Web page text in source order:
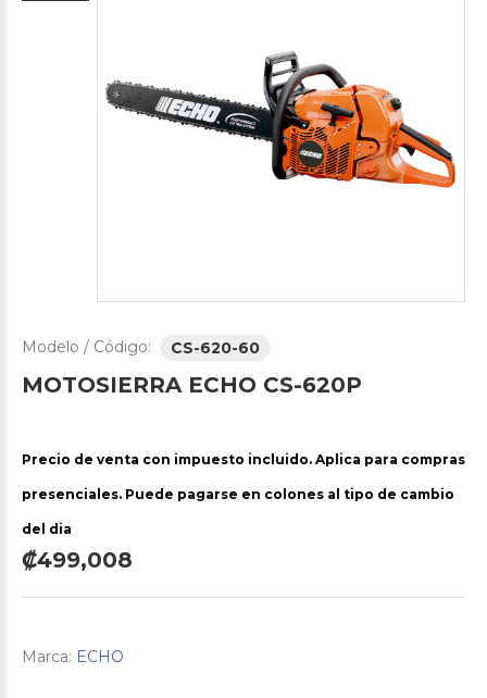
Modelo / Código: CS-620-60
MOTOSIERRA ECHO CS-620P
Precio de venta con impuesto incluido. Aplica para compras
presenciales. Puede pagarse en colones al tipo de cambio
del dia
₡499,008
Marca: ECHO